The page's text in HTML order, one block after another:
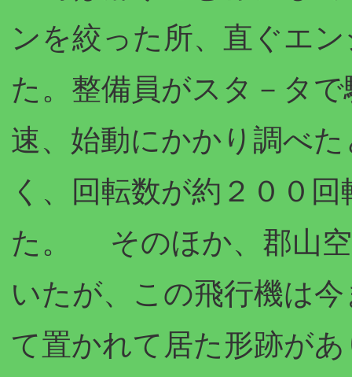
ンを絞った所、直ぐエ
た。整備員がスタ－タ
速、始動にかかり調べ
く、回転数が約２００
た。 そのほか、郡山空
いたが、この飛行機は
て置かれて居た形跡が